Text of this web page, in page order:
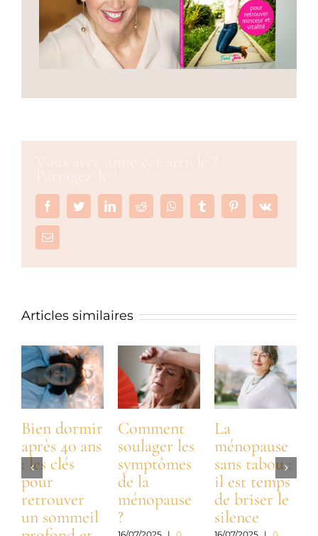
FacebookTwitterLinkedInReddit WhatsappTumblr PinterestVk
Email
Articles similaires
Bien dormir
après 40 ans
: les clés
pour
retrouver
un sommeil
Comment
soulager les
symptômes
de la
ménopause
?
La
ménopause
sans tabou :
il est temps
de briser le
silence